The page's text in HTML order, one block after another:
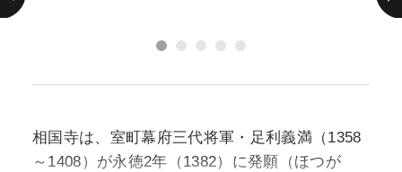
相国寺は、室町幕府三代将軍・足利義満（1358
～1408）が永徳2年（1382）に発願（ほつが